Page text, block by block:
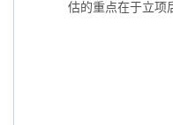
估的重点在于立项